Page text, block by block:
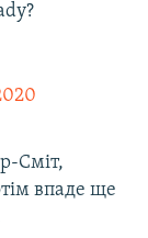
Сміт,
впаде ще